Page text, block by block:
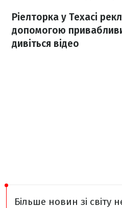
Ріелторка у Техасі
допомогою
дивіться відео
Більше новин зі світу